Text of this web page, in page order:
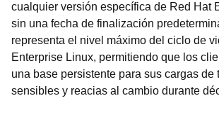
cualquier versión específica de Red Hat
sin una fecha de finalización
representa el nivel máximo del ciclo de
Enterprise Linux, permitiendo que los
una base persistente para sus cargas de
sensibles y reacias al cambio durante